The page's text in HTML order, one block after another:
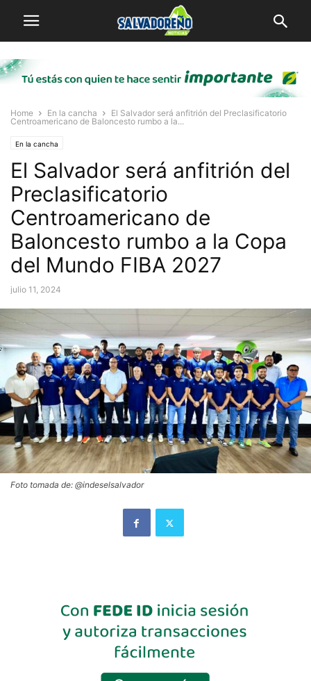
Home En la cancha
El Salvador será anfitrión del Preclasificatorio
Centroamericano de Baloncesto rumbo a la...
En la cancha
El Salvador será anfitrión del
Preclasificatorio
Centroamericano de
Baloncesto rumbo a la Copa
del Mundo FIBA 2027
julio 11, 2024
Foto tomada de: @indeselsalvador